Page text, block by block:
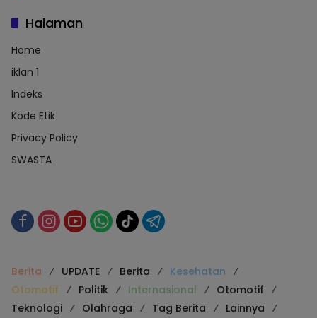
Halaman
Home
iklan 1
Indeks
Kode Etik
Privacy Policy
SWASTA
Berita UPDATE Berita
Kesehatan
Otomotif
Politik Internasional
Otomotif
Teknologi
Olahraga Tag Berita
Lainnya